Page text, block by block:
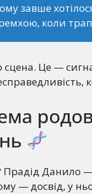
завше
коли
сцена. Це —
Прадід Данило
— досвід, у